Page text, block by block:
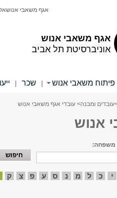
אגף משאבי אנוש
אוניברסיטת תל אביב
אגף משאבי אנוש
פיתוח משאבי אנוש | שכר |
עובדים ומבנה> עובדי אגף משאבי אנוש
אנוש
משפחה:
י כ ל מ נ ס ע פ צ ק